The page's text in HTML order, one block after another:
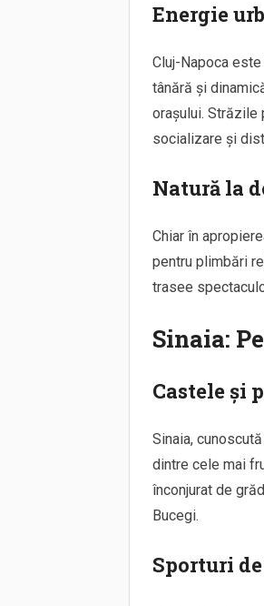
Energie
Cluj-Napoca
tânără și
orașului. Străzile
socializare și
Natură la
Chiar în
pentru plimbări
trasee
Sinaia:
Castele și
Sinaia,
dintre cele mai
înconjurat de
Bucegi.
Sporturi